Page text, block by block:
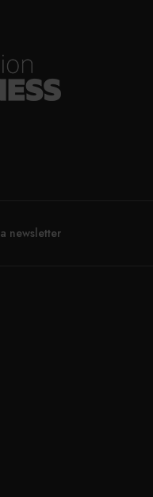
newsletter